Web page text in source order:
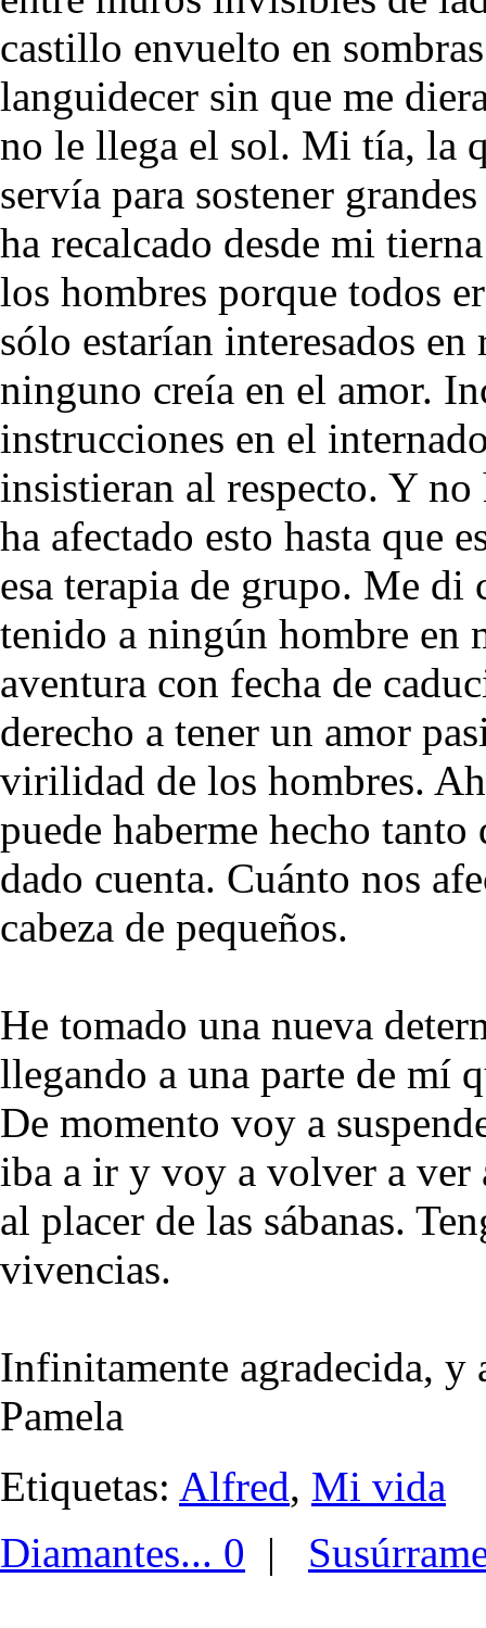
castillo envuelto en
languidecer sin que me
no le llega el sol. Mi tía, la
servía para sostener
ha recalcado desde mi
los hombres porque todos
sólo estarían interesados
ninguno creía en el amor.
instrucciones en el
insistieran al respecto. Y
ha afectado esto hasta que
esa terapia de grupo. Me di
tenido a ningún hombre en
aventura con fecha de
derecho a tener un amor
virilidad de los hombres.
puede haberme hecho
dado cuenta. Cuánto nos
cabeza de pequeños.
He tomado una nueva
llegando a una parte de mí
De momento voy a
iba a ir y voy a volver a ver
al placer de las sábanas.
vivencias.
Infinitamente agradecida, y
Pamela
Etiquetas: Alfred, Mi vida
Diamantes... 0 |